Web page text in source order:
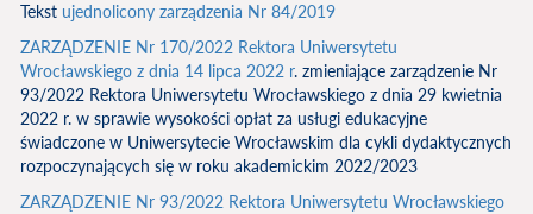
Tekst ujednolicony zarządzenia Nr 84/2019
ZARZĄDZENIE Nr 170/2022 Rektora Uniwersytetu
Wrocławskiego z dnia 14 lipca 2022 r. zmieniające zarządzenie Nr
93/2022 Rektora Uniwersytetu Wrocławskiego z dnia 29 kwietnia
2022 r. w sprawie wysokości opłat za usługi edukacyjne
świadczone w Uniwersytecie Wrocławskim dla cykli dydaktycznych
rozpoczynających się w roku akademickim 2022/2023
ZARZĄDZENIE Nr 93/2022 Rektora Uniwersytetu Wrocławskiego